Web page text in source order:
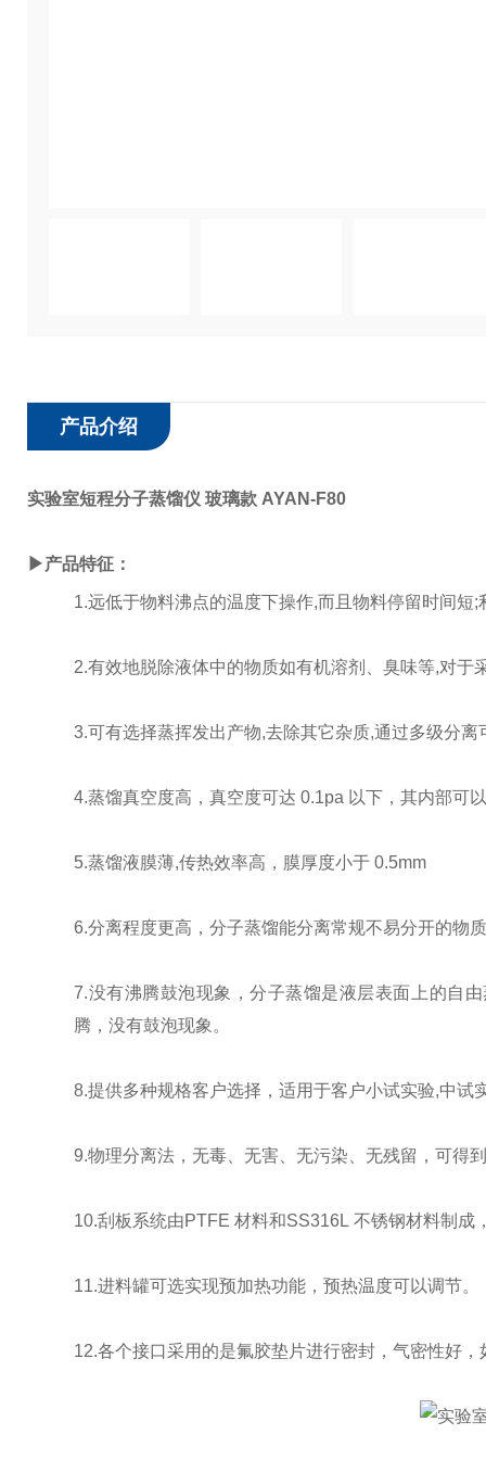
产品介绍
实验室短程分子蒸馏仪 玻璃款 AYAN-F80
▶产品特征：
1.远低于物料沸点的温度下操作,而且物料停留时间短
2.有效地脱除液体中的物质如有机溶剂、臭味等,对于
3.可有选择蒸挥发出产物,去除其它杂质,通过多级分离
4.蒸馏真空度高，真空度可达 0.1pa 以下，其内部可
5.蒸馏液膜薄,传热效率高，膜厚度小于 0.5mm
6.分离程度更高，分子蒸馏能分离常规不易分开的物质
7.没有沸腾鼓泡现象，分子蒸馏是液层表面上的自
腾，没有鼓泡现象。
8.提供多种规格客户选择，适用于客户小试实验,中试
9.物理分离法，无毒、无害、无污染、无残留，可得
10.刮板系统由PTFE 材料和SS316L 不锈钢材料制成
11.进料罐可选实现预加热功能，预热温度可以调节。
12.各个接口采用的是氟胶垫片进行密封，气密性好